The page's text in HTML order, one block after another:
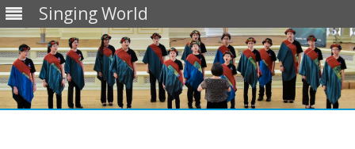
Singing World